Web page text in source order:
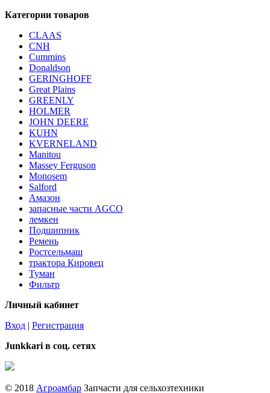
Категории товаров
CLAAS
CNH
Cummins
Donaldson
GERINGHOFF
Great Plains
GREENLY
HOLMER
JOHN DEERE
KUHN
KVERNELAND
Manitou
Massey Ferguson
Monosem
Salford
Амазон
запасные части AGCO
лемкен
Подшипник
Ремень
Ростсельмаш
трактора Кировец
Туман
Фильтр
Личный кабинет
Вход | Регистрация
Junkkari в соц. сетях
© 2018 Агроамбар Запчасти для сельхозтехники